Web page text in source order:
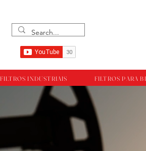
FILTROS INDUSTRIAIS FILTROS PARA